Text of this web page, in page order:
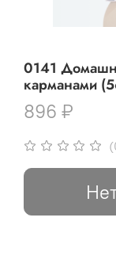
0141
карманами
896 ₽